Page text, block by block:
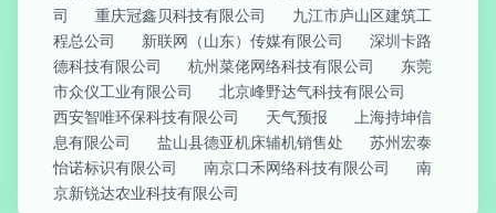
司
重庆冠鑫贝科技有限公司
九江市庐山区建筑工
程总公司
新联网（山东）传媒有限公司
深圳卡路
德科技有限公司
杭州菜佬网络科技有限公司
东莞
市众仪工业有限公司
北京峰野达气科技有限公司
西安智唯环保科技有限公司
天气预报
上海持坤信
息有限公司
盐山县德亚机床辅机销售处
苏州宏泰
怡诺标识有限公司
南京口禾网络科技有限公司
南
京新锐达农业科技有限公司